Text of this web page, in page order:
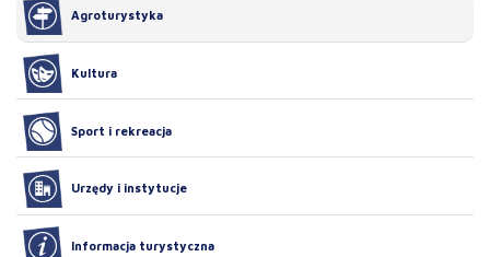
Agroturystyka
Kultura
Sport i rekreacja
Urzędy i instytucje
Informacja turystyczna